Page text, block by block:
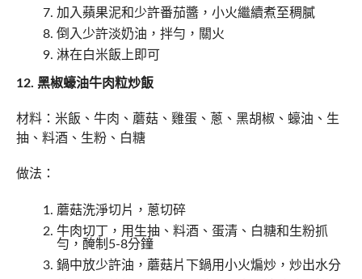
加入蘋果泥和少許番茄醬，小火繼續煮至稠膩
倒入少許淡奶油，拌勻，關火
淋在白米飯上即可
12. 黑椒蠔油牛肉粒炒飯
材料：米飯、牛肉、蘑菇、雞蛋、蔥、黑胡椒、蠔油、生
抽、料酒、生粉、白糖
做法：
蘑菇洗淨切片，蔥切碎
牛肉切丁，用生抽、料酒、蛋清、白糖和生粉抓
勻，醃制5-8分鐘
鍋中放少許油，蘑菇片下鍋用小火煸炒，炒出水分